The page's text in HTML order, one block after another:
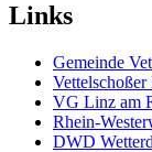
Links
Gemeinde
Vettelschoßer
VG Linz am
Rhein-
DWD